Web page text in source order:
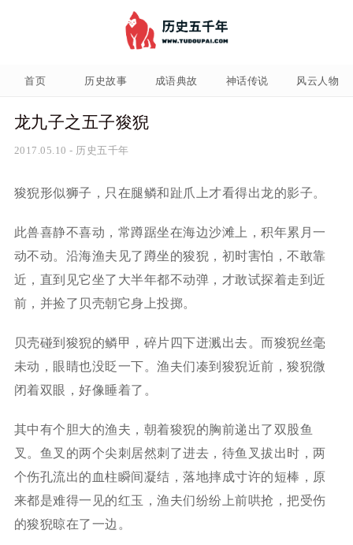
首页 历史故事 成语典故 神话传说 风云人物
龙九子之五子狻猊
2017.05.10 - 历史五千年
狻猊形似狮子，只在腿鳞和趾爪上才看得出龙的影子。
此兽喜静不喜动，常蹲踞坐在海边沙滩上，积年累月一
动不动。沿海渔夫见了蹲坐的狻猊，初时害怕，不敢靠
近，直到见它坐了大半年都不动弹，才敢试探着走到近
前，并捡了贝壳朝它身上投掷。
贝壳碰到狻猊的鳞甲，碎片四下迸溅出去。而狻猊丝毫
未动，眼睛也没眨一下。渔夫们凑到狻猊近前，狻猊微
闭着双眼，好像睡着了。
其中有个胆大的渔夫，朝着狻猊的胸前递出了双股鱼
叉。鱼叉的两个尖刺居然刺了进去，待鱼叉拔出时，两
个伤孔流出的血柱瞬间凝结，落地摔成寸许的短棒，原
来都是难得一见的红玉，渔夫们纷纷上前哄抢，把受伤
的狻猊晾在了一边。